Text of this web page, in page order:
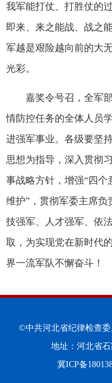
我军能打仗、打胜仗的
即来、来之能战、战之
军越是艰险越向前的大
光彩。
嘉奖令号召，全军
情防控任务的全体人员
进强军事业。各级要坚
思想为指导，深入贯彻
事战略方针，增强“四个
维护”，贯彻军委主席
技强军、人才强军、依
取，为实现党在新时代
界一流军队不懈奋斗！
©中共河北省纪律检查
地址：河北省
冀ICP备